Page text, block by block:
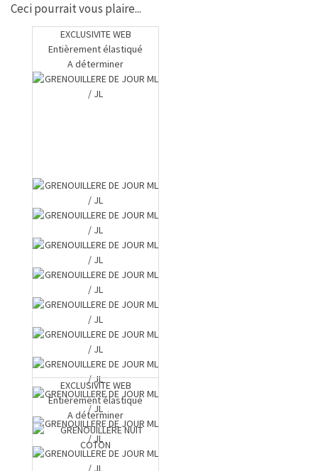
Ceci pourrait vous plaire...
EXCLUSIVITE WEB
Entièrement élastiqué
A déterminer
EXCLUSIVITE WEB
Entièrement élastiqué
A déterminer